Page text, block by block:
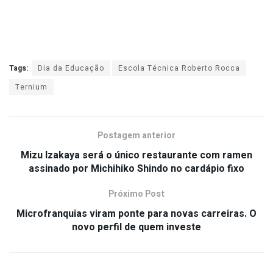
Tags: Dia da Educação
Escola Técnica Roberto Rocca
Ternium
Postagem anterior
Mizu Izakaya será o único restaurante com ramen
assinado por Michihiko Shindo no cardápio fixo
Próximo Post
Microfranquias viram ponte para novas carreiras. O
novo perfil de quem investe